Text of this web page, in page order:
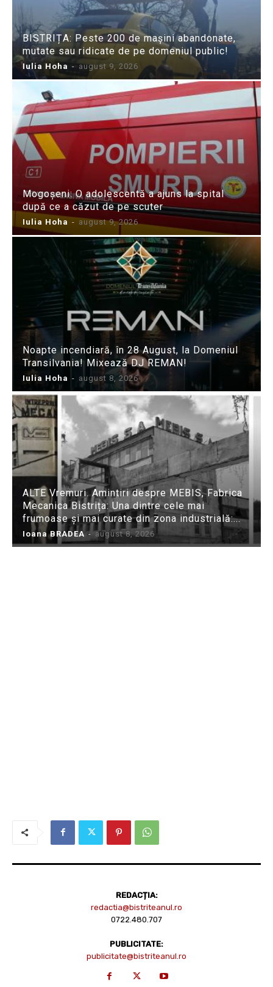
BISTRIȚA: Peste 200 de mașini abandonate,
mutate sau ridicate de pe domeniul public!
Iulia Hoha - august 9, 2026
Mogoșeni: O adolescentă a ajuns la spital
după ce a căzut de pe scuter
Iulia Hoha - august 9, 2026
Noapte incendiară, în 28 August, la Domeniul
Transilvania! Mixează DJ REMAN!
Iulia Hoha - august 8, 2026
ALTE Vremuri. Amintiri despre MEBIS, Fabrica
Mecanica Bistrița: Una dintre cele mai
frumoase și mai curate din zona industrială:...
Ioana BRADEA - august 8, 2026
REDACȚIA:
redactia@bistriteanul.ro
0722.480.707
PUBLICITATE:
publicitate@bistriteanul.ro